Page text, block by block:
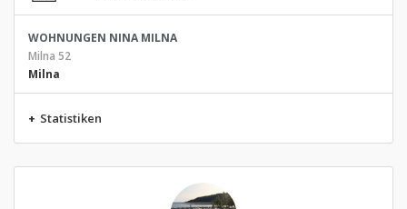
WOHNUNGEN NINA MILNA
Milna 52
Milna
+ Statistiken